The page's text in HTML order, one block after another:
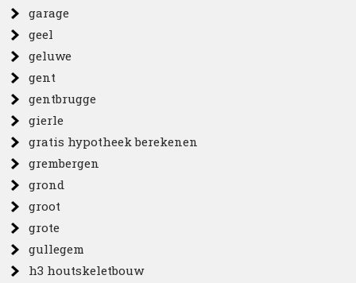
garage
geel
geluwe
gent
gentbrugge
gierle
gratis hypotheek berekenen
grembergen
grond
groot
grote
gullegem
h3 houtskeletbouw